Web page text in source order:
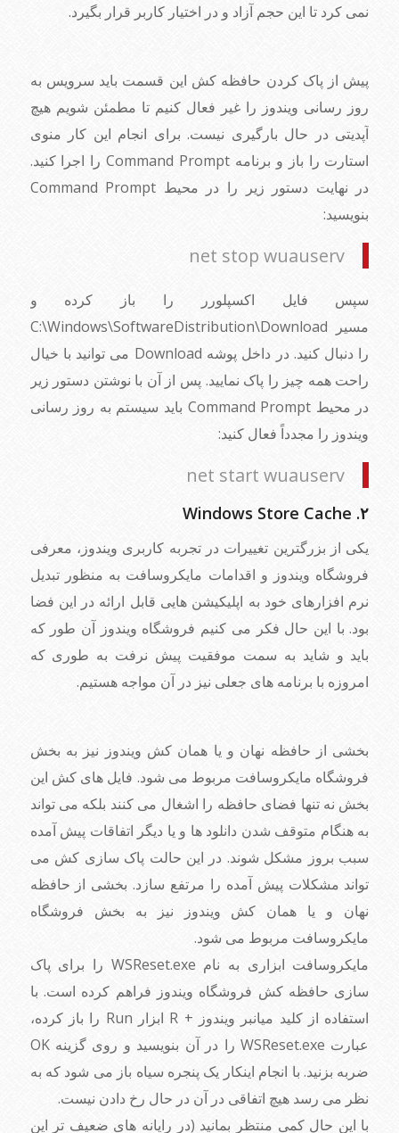
نمی کرد تا این حجم آزاد و در اختیار کاربر قرار بگیرد.
پیش از پاک کردن حافظه کش این قسمت باید سرویس به
روز رسانی ویندوز را غیر فعال کنیم تا مطمئن شویم هیچ
آپدیتی در حال بارگیری نیست. برای انجام این کار منوی
استارت را باز و برنامه Command Prompt را اجرا کنید.
در نهایت دستور زیر را در محیط Command Prompt
بنویسید:
net stop wuauserv
سپس فایل اکسپلورر را باز کرده و
مسیر C:\Windows\SoftwareDistribution\Download
را دنبال کنید. در داخل پوشه Download می توانید با خیال
راحت همه چیز را پاک نمایید. پس از آن با نوشتن دستور زیر
در محیط Command Prompt باید سیستم به روز رسانی
ویندوز را مجدداً فعال کنید:
net start wuauserv
۲. Windows Store Cache
یکی از بزرگترین تغییرات در تجربه کاربری ویندوز، معرفی
فروشگاه ویندوز و اقدامات مایکروسافت به منظور تبدیل
نرم افزارهای خود به اپلیکیشن هایی قابل ارائه در این فضا
بود. با این حال فکر می کنیم فروشگاه ویندوز آن طور که
باید و شاید به سمت موفقیت پیش نرفت به طوری که
امروزه با برنامه های جعلی نیز در آن مواجه هستیم.
بخشی از حافظه نهان و یا همان کش ویندوز نیز به بخش
فروشگاه مایکروسافت مربوط می شود. فایل های کش این
بخش نه تنها فضای حافظه را اشغال می کنند بلکه می تواند
به هنگام متوقف شدن دانلود ها و یا دیگر اتفاقات پیش آمده
سبب بروز مشکل شوند. در این حالت پاک سازی کش می
تواند مشکلات پیش آمده را مرتفع سازد. بخشی از حافظه
نهان و یا همان کش ویندوز نیز به بخش فروشگاه
مایکروسافت مربوط می شود.
مایکروسافت ابزاری به نام WSReset.exe را برای پاک
سازی حافظه کش فروشگاه ویندوز فراهم کرده است. با
استفاده از کلید میانبر ویندوز + R ابزار Run را باز کرده،
عبارت WSReset.exe
را در آن بنویسید و روی گزینه OK
ضربه بزنید. با انجام اینکار یک پنجره سیاه باز می شود که به
نظر می رسد هیچ اتفاقی در آن در حال رخ دادن نیست.
با این حال کمی منتظر بمانید (در رایانه های ضعیف تر این